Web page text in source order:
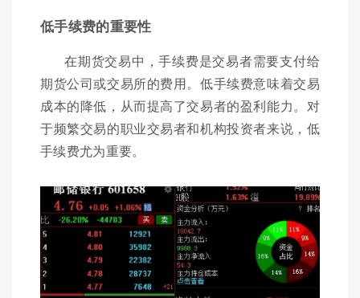
低手续费的重要性
在期货交易中，手续费是交易者需要支付给
期货公司或交易所的费用。低手续费意味着交易
成本的降低，从而提高了交易者的盈利能力。对
于频繁交易的职业交易者和机构投资者来说，低
手续费尤为重要。